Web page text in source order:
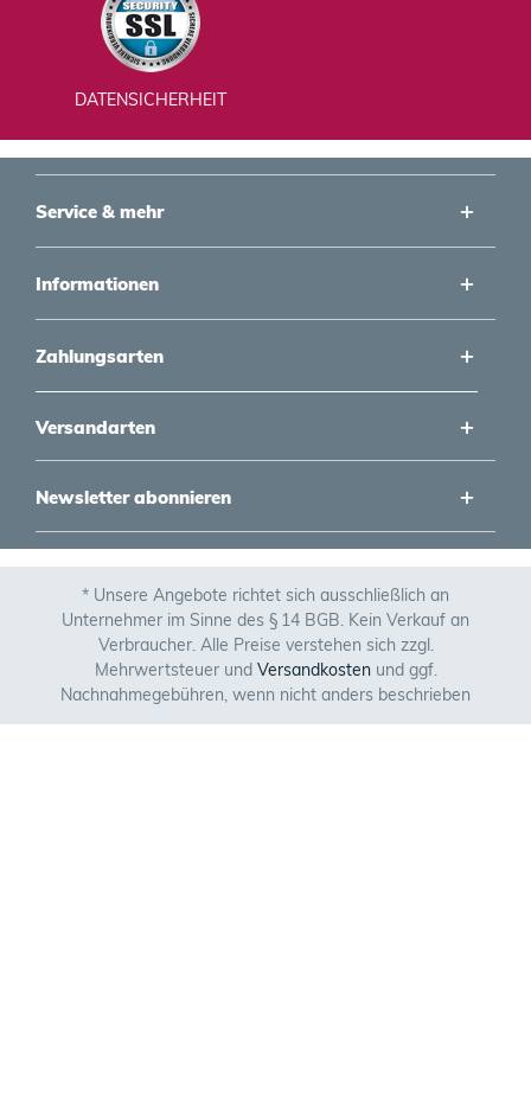
DATENSICHERHEIT
Service & mehr
Informationen
Zahlungsarten
Versandarten
Newsletter abonnieren
* Unsere Angebote richtet sich ausschließlich an
Unternehmer im Sinne des § 14 BGB. Kein Verkauf an
Verbraucher. Alle Preise verstehen sich zzgl.
Mehrwertsteuer und Versandkostenund ggf.
Nachnahmegebühren, wenn nicht anders beschrieben